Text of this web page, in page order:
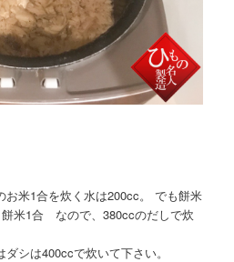
お米1合を炊く水は200cc。 でも餅米
米1合 なので、380ccのだしで炊
シは400ccで炊いて下さい。